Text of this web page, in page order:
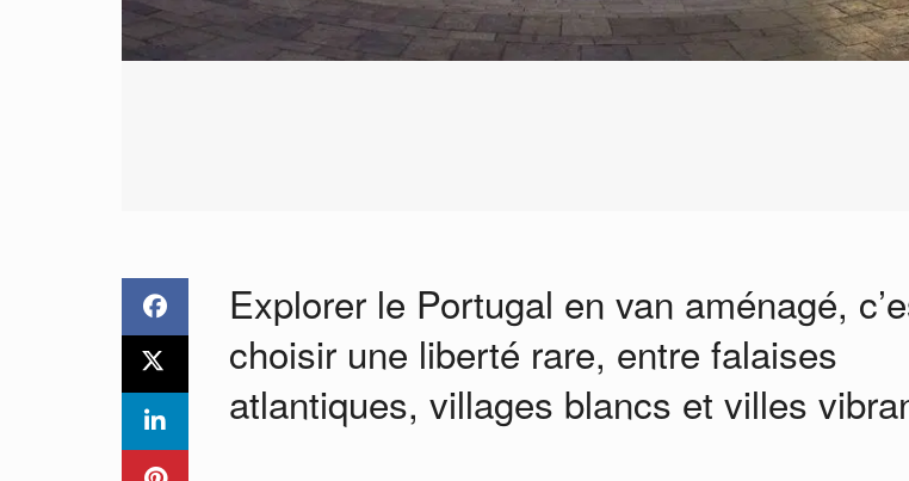
Explorer le Portugal en van aménagé,
choisir une liberté rare, entre falaises
atlantiques, villages blancs et villes